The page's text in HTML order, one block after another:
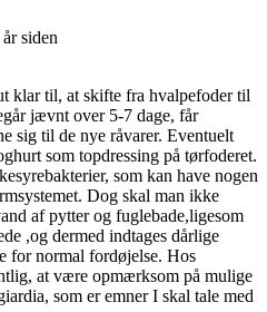
siden
klar til, at skifte fra hvalpefoder til
jævnt over 5-7 dage, får
sig til de nye råvarer. Eventuelt
som topdressing på tørfoderet.
som kan have nogen
Dog skal man ikke
af pytter og fuglebade,ligesom
,og dermed indtages dårlige
for normal fordøjelse. Hos
at være opmærksom på mulige
som er emner I skal tale med